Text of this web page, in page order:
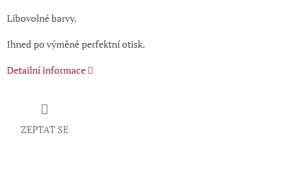
Libovolné barvy.
Ihned po výměně perfektní otisk.
Detailní informace
ZEPTAT SE